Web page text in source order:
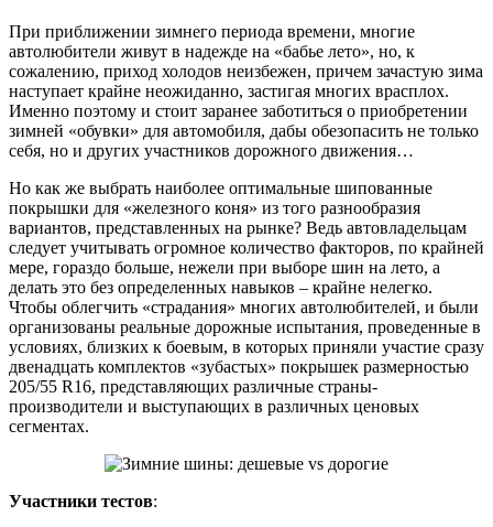
При приближении зимнего периода времени, многие
автолюбители живут в надежде на «бабье лето», но, к
сожалению, приход холодов неизбежен, причем зачастую зима
наступает крайне неожиданно, застигая многих врасплох.
Именно поэтому и стоит заранее заботиться о приобретении
зимней «обувки» для автомобиля, дабы обезопасить не только
себя, но и других участников дорожного движения…
Но как же выбрать наиболее оптимальные шипованные
покрышки для «железного коня» из того разнообразия
вариантов, представленных на рынке? Ведь автовладельцам
следует учитывать огромное количество факторов, по крайней
мере, гораздо больше, нежели при выборе шин на лето, а
делать это без определенных навыков – крайне нелегко.
Чтобы облегчить «страдания» многих автолюбителей, и были
организованы реальные дорожные испытания, проведенные в
условиях, близких к боевым, в которых приняли участие сразу
двенадцать комплектов «зубастых» покрышек размерностью
205/55 R16, представляющих различные страны-
производители и выступающих в различных ценовых
сегментах.
Участники тестов: